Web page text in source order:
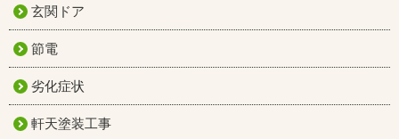
玄関ドア
節電
劣化症状
軒天塗装工事